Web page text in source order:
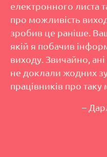
електронного листа
про можливість
зробив це раніше.
якій я побачив
виходу. Звичайно,
не доклали жодних
працівників про таку
–